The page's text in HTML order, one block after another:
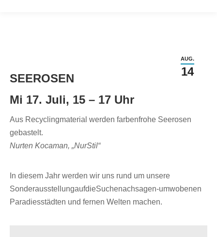
AUG.
14
SEEROSEN
Mi 17. Juli, 15 – 17 Uhr
Aus Recyclingmaterial werden farbenfrohe Seerosen
gebastelt.
Nurten Kocaman, „NurStil“
In diesem Jahr werden wir uns rund um unsere
SonderausstellungaufdieSuchenachsagen-umwobenen
Paradiesstädten und fernen Welten machen.